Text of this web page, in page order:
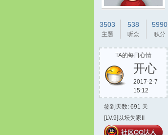
3503
主题
538
听众
5990
积分
TA的每日心情
开心
2017-2-7
15:12
签到天数: 691 天
[LV.9]以坛为家II